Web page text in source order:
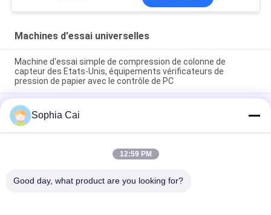
Machines d'essai universelles
Machine d'essai simple de compression de colonne de
capteur des Etats-Unis, équipements vérificateurs de
pression de papier avec le contrôle de PC
Machines d'essai universelles de colonne de double de moteur
à courant alternatif Pour le plastique/caoutchouc/tissu avec
la garantie de 1 an
machines d'essai de la température haute-basse de la
vitesse 1~500mm/min/appareil de contrôle universels
Sophia Cai
12:59 PM
Good day, what product are you looking for?